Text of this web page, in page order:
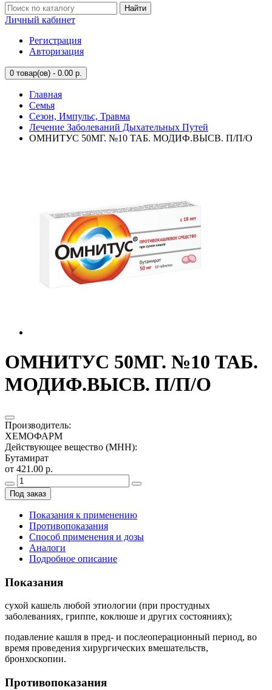
Найти
Личный кабинет
Регистрация
Авторизация
0 товар(ов) - 0.00 р.
Главная
Семья
Сезон, Импульс, Травма
Лечение Заболеваний Дыхательных Путей
ОМНИТУС 50МГ. №10 ТАБ. МОДИФ.ВЫСВ. П/П/О
ОМНИТУС 50МГ. №10 ТАБ.
МОДИФ.ВЫСВ. П/П/О
Производитель:
ХЕМОФАРМ
Действующее вещество (МНН):
Бутамират
от 421.00 р.
Под заказ
Показания к применению
Противопоказания
Способ применения и дозы
Аналоги
Подробное описание
Показания
сухой кашель любой этиологии (при простудных
заболеваниях, гриппе, коклюше и других состояниях);
подавление кашля в пред- и послеоперационный период, во
время проведения хирургических вмешательств,
бронхоскопии.
Противопоказания